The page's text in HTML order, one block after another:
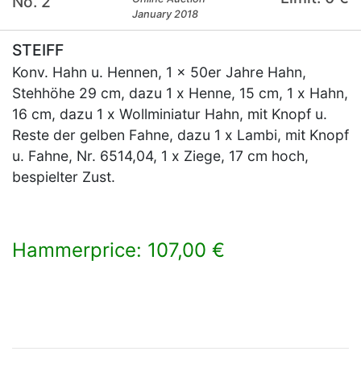
January 2018
STEIFF
Konv. Hahn u. Hennen, 1 x 50er Jahre Hahn,
Stehhöhe 29 cm, dazu 1 x Henne, 15 cm, 1 x Hahn,
16 cm, dazu 1 x Wollminiatur Hahn, mit Knopf u.
Reste der gelben Fahne, dazu 1 x Lambi, mit Knopf
u. Fahne, Nr. 6514,04, 1 x Ziege, 17 cm hoch,
bespielter Zust.
Hammerprice: 107,00 €